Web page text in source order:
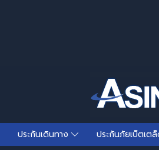
ประกันเดินทาง ประกันภัยเบ็ตเต